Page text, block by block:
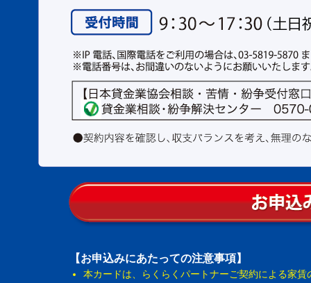
【お申込みにあたっての注意事項】
本カードは、らくらくパートナーご契約による家